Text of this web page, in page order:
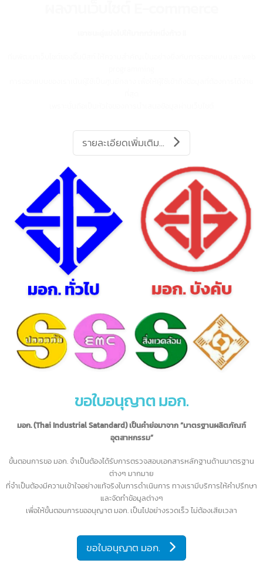
ผลงานเว็บไซต์ E-commerce
เอาชนะคู่แข่งไปให้มากกว่าหนึ่งก้าว !!
ทีมพัฒนาเว็บไซต์ของอิ๊นบิสท์ ให้ความสำคัญเป็นอย่างยิ่งกับการออกแบบ และ
programming
การออกแบบของเราเน้นผู้ใช้เป็นศูนย์กลาง เพื่อให้ผู้ใช้เข้าถึงข้อมูลที่ต้องการได้ง่
รายละเอียดเพิ่มเติม...